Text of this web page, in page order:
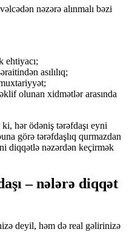
nəzərə alınmalı bəzi
ehtiyacı;
asılılıq;
olunan xidmətlər arasında
hər ödəniş tərəfdaşı eyni
görə tərəfdaşlıq qurmazdan
diqqətlə nəzərdən keçirmək
– nələrə diqqət
deyil, həm də real gəlirinizə